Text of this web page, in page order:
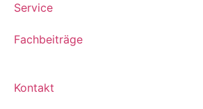
Service
Fachbeiträge
Kontakt